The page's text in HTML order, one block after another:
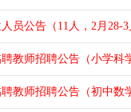
员公告（11人，2月28-3
教师招聘公告（小学科
教师招聘公告（初中数